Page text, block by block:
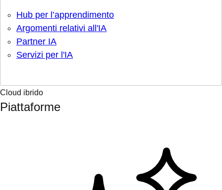
Hub per l’apprendimento
Argomenti relativi all'IA
Partner IA
Servizi per l'IA
Cloud ibrido
Piattaforme